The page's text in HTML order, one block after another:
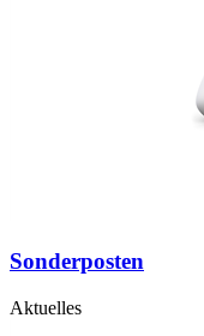
Sonderposten
Aktuelles